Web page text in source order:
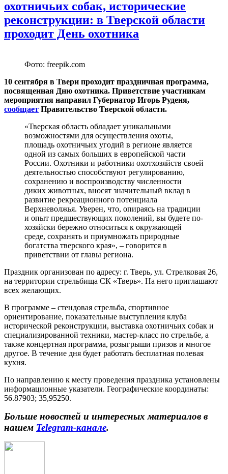
охотничьих собак, исторические
реконструкции: в Тверской области
проходит День охотника
Фото: freepik.com
10 сентября в Твери проходит праздничная программа,
посвященная Дню охотника. Приветствие участникам
мероприятия направил Губернатор Игорь Руденя,
сообщает Правительство Тверской области.
«Тверская область обладает уникальными
возможностями для осуществления охоты,
площадь охотничьих угодий в регионе является
одной из самых больших в европейской части
России. Охотники и работники охотхозяйств своей
деятельностью способствуют регулированию,
сохранению и воспроизводству численности
диких животных, вносят значительный вклад в
развитие рекреационного потенциала
Верхневолжья. Уверен, что, опираясь на традиции
и опыт предшествующих поколений, вы будете по-
хозяйски бережно относиться к окружающей
среде, сохранять и приумножать природные
богатства тверского края», – говорится в
приветствии от главы региона.
Праздник организован по адресу: г. Тверь, ул. Стрелковая 26,
на территории стрельбища СК «Тверь». На него приглашают
всех желающих.
В программе – стендовая стрельба, спортивное
ориентирование, показательные выступления клуба
исторической реконструкции, выставка охотничьих собак и
специализированной техники, мастер-класс по стрельбе, а
также концертная программа, розыгрыши призов и многое
другое. В течение дня будет работать бесплатная полевая
кухня.
По направлению к месту проведения праздника установлены
информационные указатели. Географические координаты:
56.87903; 35,95250.
Больше новостей и интересных материалов в
нашем Telegram-канале.